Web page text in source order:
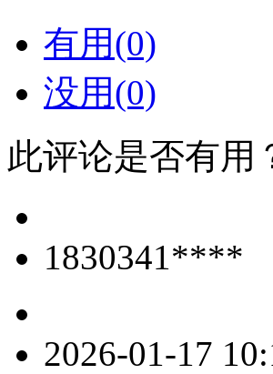
有用(0)
没用(0)
此评论是否有用
1830341****
2026-01-17